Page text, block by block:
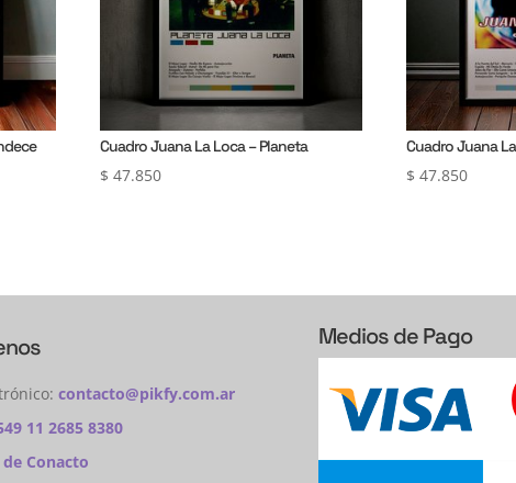
Cuadro Juana La Loca – Planeta
$ 47.850
Cuadro Juana
$ 47.850
contacto@pikfy.com.ar
11 2685 8380
Conacto
Medios de Pago